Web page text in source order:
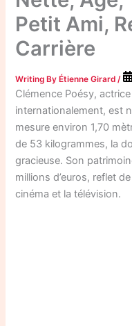
Petit Ami,
Carrière
Writing ByÉtienne Girard /
Clémence Poésy,
internationalement, est
mesure environ 1,70
de 53 kilogrammes, la
gracieuse. Son
millions d’euros, reflet
cinéma et la télévision.